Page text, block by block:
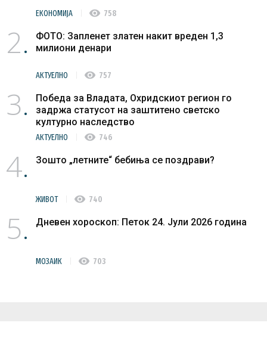
ЕКОНОМИЈА visibility 758
2
ФОТО: Запленет златен накит вреден 1,3
милиони денари
АКТУЕЛНО visibility 757
3
Победа за Владата, Охридскиот регион го
задржа статусот на заштитено светско
културно наследство
АКТУЕЛНО visibility 746
4 Зошто „летните“ бебиња се поздрави?
ЖИВОТ visibility 740
5 Дневен хороскоп: Петок 24. Јули 2026 година
МОЗАИК visibility 703